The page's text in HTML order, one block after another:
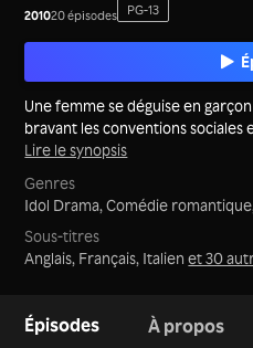
201020 épisodes PG-13
Une femme se déguise en
bravant les conventions sociales
Lire le synopsis
Genres
Idol Drama,Comédie
Sous-titres
Anglais, Français, Italienet 30
Épisodes À propos